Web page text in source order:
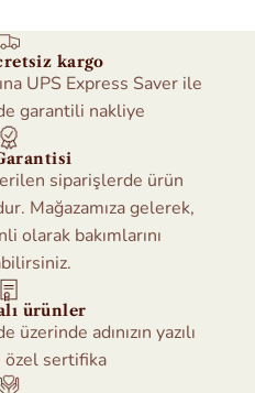
kargo
UPS Express Saver ile
garantili nakliye
siparişlerde ürün
Mağazamıza gelerek,
olarak bakımlarını
ürünler
adınızın yazılı
özel sertifika